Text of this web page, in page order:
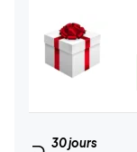
30 jours